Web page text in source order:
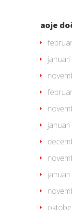
aoje